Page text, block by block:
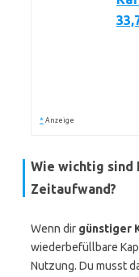
* Anzeige
Wie wichtig sind
Zeitaufwand?
Wenn dir günstiger
wiederbefüllbare
Nutzung. Du musst